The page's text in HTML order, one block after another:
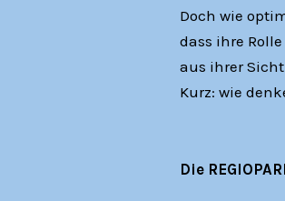
Doch wie
dass ihre
aus ihrer
Kurz: wie
Die